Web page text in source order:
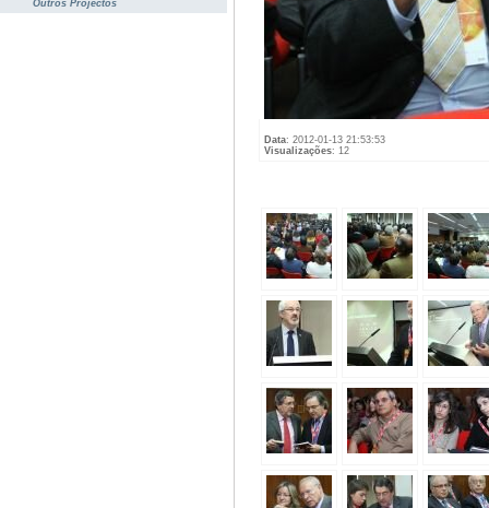
Outros Projectos
Data: 2012-01-13 21:53:53
Visualizações: 12